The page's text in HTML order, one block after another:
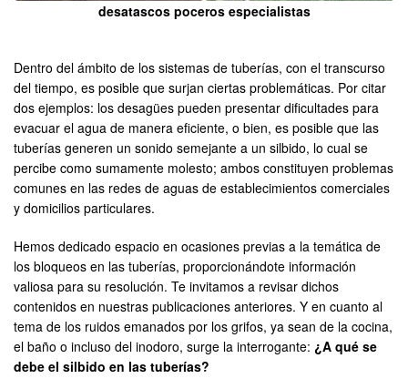
desatascos poceros especialistas
Dentro del ámbito de los sistemas de tuberías, con el transcurso
del tiempo, es posible que surjan ciertas problemáticas. Por citar
dos ejemplos: los desagües pueden presentar dificultades para
evacuar el agua de manera eficiente, o bien, es posible que las
tuberías generen un sonido semejante a un silbido, lo cual se
percibe como sumamente molesto; ambos constituyen problemas
comunes en las redes de aguas de establecimientos comerciales
y domicilios particulares.
Hemos dedicado espacio en ocasiones previas a la temática de
los bloqueos en las tuberías, proporcionándote información
valiosa para su resolución. Te invitamos a revisar dichos
contenidos en nuestras publicaciones anteriores. Y en cuanto al
tema de los ruidos emanados por los grifos, ya sean de la cocina,
el baño o incluso del inodoro, surge la interrogante: ¿A qué se
debe el silbido en las tuberías?